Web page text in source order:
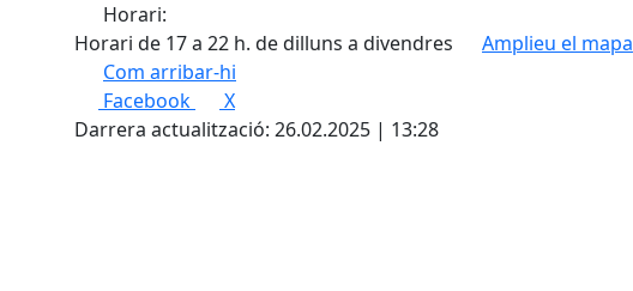
Horari:
Horari de 17 a 22 h. de dilluns a divendres
Amplieu el mapa
Com arribar-hi
+
Facebook
X
Darrera actualització: 26.02.2025 | 13:28